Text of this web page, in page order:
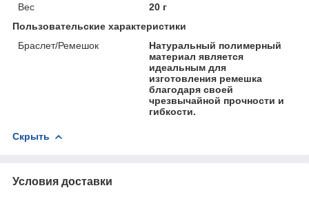
Вес
20 г
Пользовательские характеристики
Браслет/Ремешок
Натуральный полимерный
материал является
идеальным для
изготовления ремешка
благодаря своей
чрезвычайной прочности и
гибкости.
Скрыть
Условия доставки